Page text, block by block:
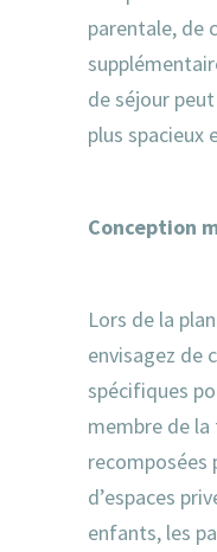
parentale, de
de séjour
plus spacieux
Conception
Lors de la
envisagez de
spécifiques
membre de
recomposées
d’espaces
enfants, les